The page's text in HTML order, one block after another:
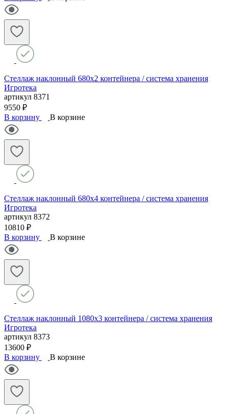
Стеллаж наклонный 680х2 контейнера / система хранения
Игротека
артикул 8371
9550 ₽
В корзину
В корзине
Стеллаж наклонный 680х4 контейнера / система хранения
Игротека
артикул 8372
10810 ₽
В корзину
В корзине
Стеллаж наклонный 1080х3 контейнера / система хранения
Игротека
артикул 8373
13600 ₽
В корзину
В корзине